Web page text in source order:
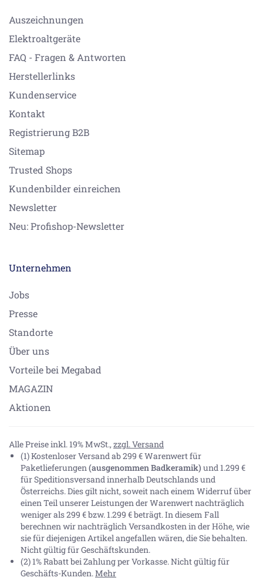
Auszeichnungen
Elektroaltgeräte
FAQ - Fragen & Antworten
Herstellerlinks
Kundenservice
Kontakt
Registrierung B2B
Sitemap
Trusted Shops
Kundenbilder einreichen
Newsletter
Neu: Profishop-Newsletter
Unternehmen
Jobs
Presse
Standorte
Über uns
Vorteile bei Megabad
MAGAZIN
Aktionen
Alle Preise inkl. 19% MwSt., zzgl. Versand
(1) Kostenloser Versand ab 299 € Warenwert für
Paketlieferungen(ausgenommen Badkeramik) und 1.299 €
für Speditionsversand innerhalb Deutschlands und
Österreichs. Dies gilt nicht, soweit nach einem Widerruf über
einen Teil unserer Leistungen der Warenwert nachträglich
weniger als 299 € bzw. 1.299 € beträgt. In diesem Fall
berechnen wir nachträglich Versandkosten in der Höhe, wie
sie für diejenigen Artikel angefallen wären, die Sie behalten.
Nicht gültig für Geschäftskunden.
(2) 1% Rabatt bei Zahlung per Vorkasse. Nicht gültig für
Geschäfts-Kunden.Mehr